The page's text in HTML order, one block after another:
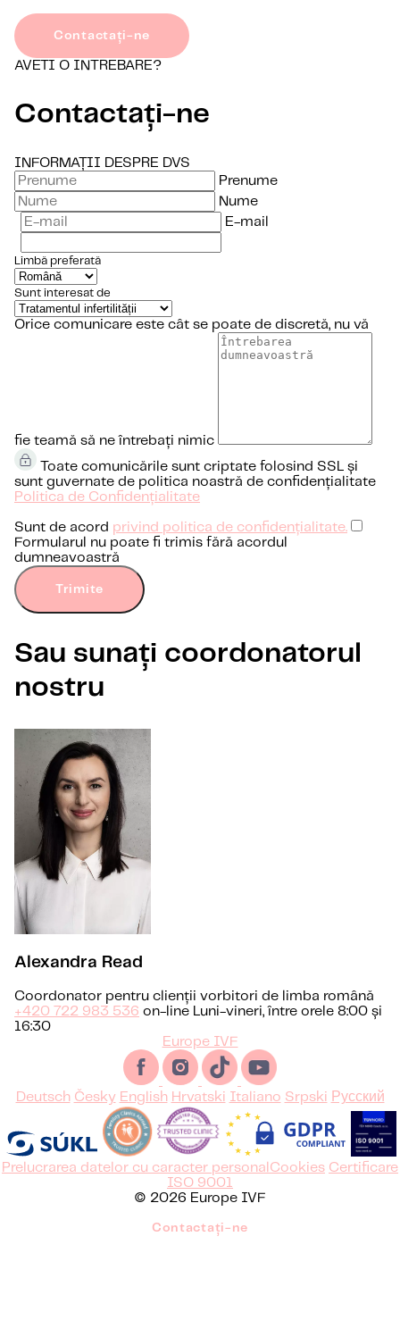
Contactați-ne
AVETI O INTREBARE?
Contactați-ne
INFORMAȚII DESPRE DVS
Prenume
Nume
E-mail
Limbă preferată
Sunt interesat de
Orice comunicare este cât se poate de discretă, nu vă
fie teamă să ne întrebați nimic
Toate comunicările sunt criptate folosind SSL și
sunt guvernate de politica noastră de confidențialitate
Politica de Confidențialitate
Sunt de acord privind politica de confidențialitate.
Formularul nu poate fi trimis fără acordul
dumneavoastră
Trimite
Sau sunați coordonatorul
nostru
Alexandra Read
Coordonator pentru clienții vorbitori de limba română
+420 722 983 536 on-line Luni-vineri, între orele 8:00 și
16:30
Europe IVF
Deutsch Česky English Hrvatski Italiano Srpski Русский
Prelucrarea datelor cu caracter personal Cookies Certificare
ISO 9001
© 2026 Europe IVF
Contactați-ne